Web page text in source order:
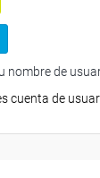
nombre de
cuenta de